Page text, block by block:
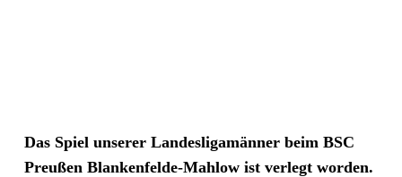
Das Spiel unserer Landesligamänner beim BSC
Preußen Blankenfelde-Mahlow ist verlegt worden.